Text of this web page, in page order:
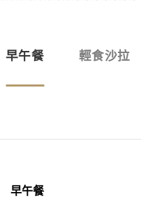
早午餐 輕食沙拉
早午餐